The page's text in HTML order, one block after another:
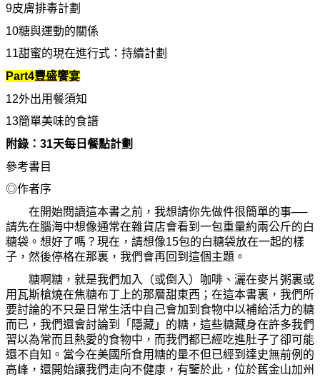
9皮膚排毒計劃
10糖與運動的關係
11甜蜜的現在進行式：持續計劃
Part4豐盛饗宴
12外出用餐須知
13簡單美味的食譜
附錄：31天每日餐點計劃
參考書目
◎作者序
在開始閱讀這本書之前，我想請你先做件很簡單的事──
請先在腦海中想像通常在雜貨店會看到一包重量約兩公斤的白
糖袋。想好了嗎 ？現在，請想像15包的白糖袋放在一起的樣
子，然後停格在那裏，我們會再回到這個主題。
糖啊糖，就是我們加入（或倒入）咖啡 、灑在麥片粥裏或
用瓦斯槍燒在焦糖布丁上的那層甜東西；在這本書裏，我們所
要討論的不只是日常生活中自己會加到食物中以補給活力的糖
而已，我們還會討論到「隱藏」的糖，這些糖藏身在許多我們
習以為常而且熱愛的食物中，而我們都已經吃進肚子了卻可能
還不自知。當今在美國所食用糖的量不但已經到達史無前例的
高峰，還開始讓我們走向不健康，有鑒於此，位於舊金山加州